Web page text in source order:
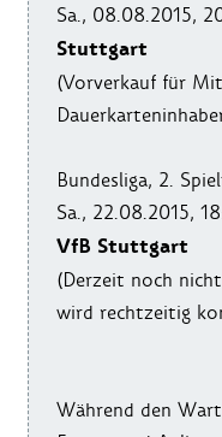
Sa., 08.08.2015,
Stuttgart
(Vorverkauf für
Bundesliga, 2.
Sa., 22.08.2015,
VfB Stuttgart
(Derzeit noch
wird rechtzeitig
Während den